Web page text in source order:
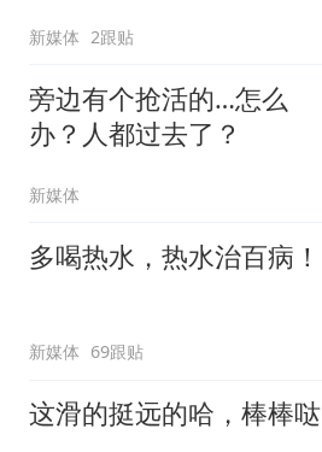
新媒体 2跟贴
旁边有个抢活的…怎么
办？人都过去了？
新媒体
多喝热水，热水治百病！
新媒体 69跟贴
这滑的挺远的哈，棒棒哒